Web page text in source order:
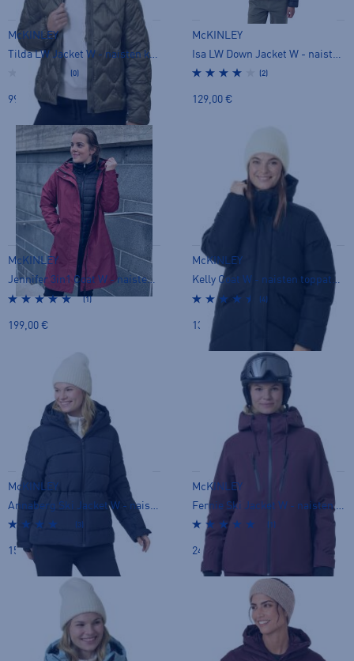
McKINLEY
Tilda LW Jacket W - naisten kevytvanutakki
(0)
99,90 €
McKINLEY
(2)
129,00 €
McKINLEY
Jennifer 3in1 Coat W - naisten kevytvanutakki
(1)
199,00 €
McKINLEY
Kelly Coat W - naisten toppatakki
(4)
139,00 €
McKINLEY
Annaberg Ski Jacket W - naisten toppatakki
(3)
159,00 €
McKINLEY
Fernie Ski Jacket W - naisten toppatakki
(1)
249,00 €